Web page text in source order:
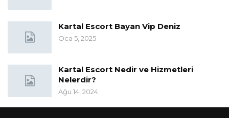
Kartal Escort Bayan Vip Deniz
Oca 5, 2025
Kartal Escort Nedir ve Hizmetleri
Nelerdir?
Ağu 14, 2024